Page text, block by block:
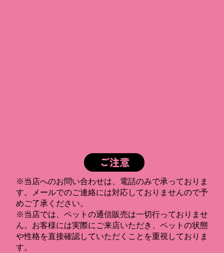
ご注意
※当店へのお問い合わせは、電話のみで承っておりま
す。メールでのご連絡には対応しておりませんので予
めご了承ください。
※当店では、ペットの通信販売は一切行っておりませ
ん。お客様には実際にご来店いただき、ペットの状態
や性格を直接確認していただくことを重視しておりま
す。